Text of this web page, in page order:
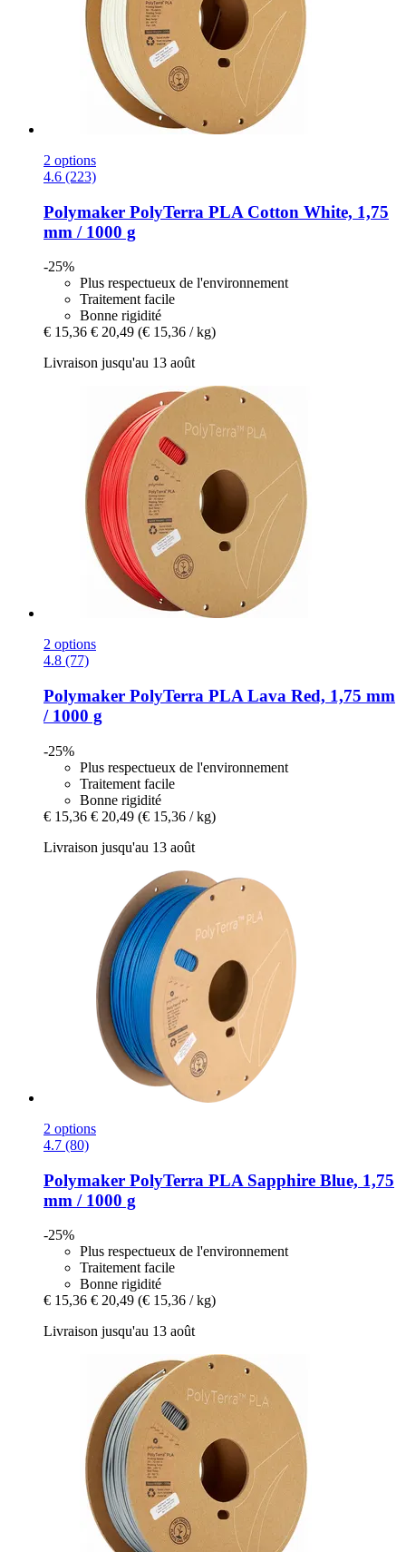
2 options
4.6 (223)
Polymaker PolyTerra PLA Cotton White, 1,75
mm / 1000 g
-25%
Plus respectueux de l'environnement
Traitement facile
Bonne rigidité
€ 15,36 € 20,49 (€ 15,36 / kg)
Livraison jusqu'au 13 août
2 options
4.8 (77)
Polymaker PolyTerra PLA Lava Red, 1,75 mm
/ 1000 g
-25%
Plus respectueux de l'environnement
Traitement facile
Bonne rigidité
€ 15,36 € 20,49 (€ 15,36 / kg)
Livraison jusqu'au 13 août
2 options
4.7 (80)
Polymaker PolyTerra PLA Sapphire Blue, 1,75
mm / 1000 g
-25%
Plus respectueux de l'environnement
Traitement facile
Bonne rigidité
€ 15,36 € 20,49 (€ 15,36 / kg)
Livraison jusqu'au 13 août